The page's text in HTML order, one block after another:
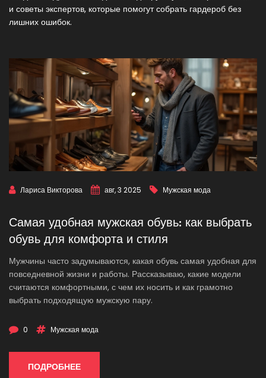
и советы экспертов, которые помогут собрать гардероб без
лишних ошибок.
Лариса Викторова авг, 3 2025 Мужская мода
Самая удобная мужская обувь: как выбрать
обувь для комфорта и стиля
Мужчины часто задумываются, какая обувь самая удобная для
повседневной жизни и работы. Рассказываю, какие модели
считаются комфортными, с чем их носить и как грамотно
выбрать подходящую мужскую пару.
0 Мужская мода
ПОДРОБНЕЕ